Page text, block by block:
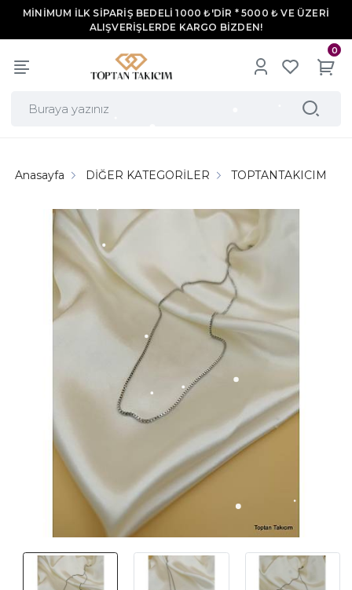
MİNİMUM İLK SİPARİŞ BEDELİ 1000 ₺'DİR * 5000 ₺ VE ÜZERİ
ALIŞVERİŞLERDE KARGO BİZDEN!
0
Anasayfa DİĞER KATEGORİLER TOPTANTAKICIM